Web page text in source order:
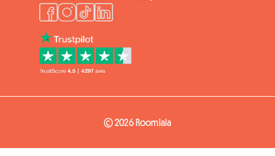
© 2026 Roomlala